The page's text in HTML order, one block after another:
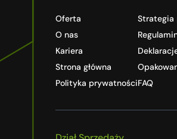
Oferta
O nas
Kariera
Strona główna
Polityka prywatności
Strategia
FAQ